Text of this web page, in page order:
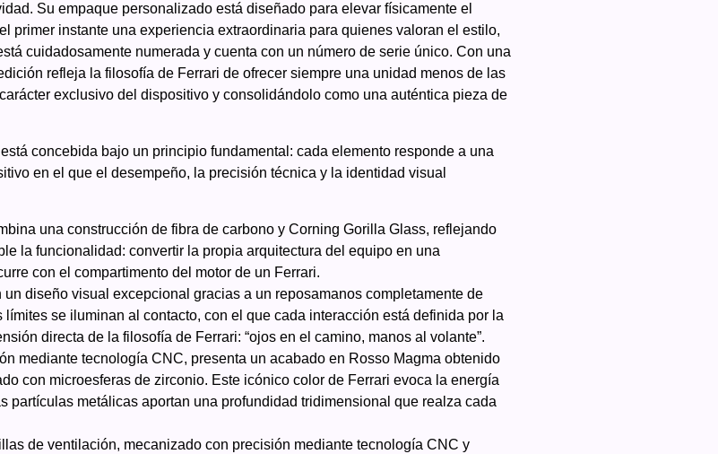
Su empaque personalizado está diseñado para elevar físicamente el
primer instante una experiencia extraordinaria para quienes valoran el estilo,
cuidadosamente numerada y cuenta con un número de serie único. Con una
refleja la filosofía de Ferrari de ofrecer siempre una unidad menos de las
exclusivo del dispositivo y consolidándolo como una auténtica pieza de
concebida bajo un principio fundamental: cada elemento responde a una
en el que el desempeño, la precisión técnica y la identidad visual
una construcción de fibra de carbono y Corning Gorilla Glass, reflejando
la funcionalidad: convertir la propia arquitectura del equipo en una
con el compartimento del motor de un Ferrari.
diseño visual excepcional gracias a un reposamanos completamente de
se iluminan al contacto, con el que cada interacción está definida por la
directa de la filosofía de Ferrari: “ojos en el camino, manos al volante”.
mediante tecnología CNC, presenta un acabado en Rosso Magma obtenido
con microesferas de zirconio. Este icónico color de Ferrari evoca la energía
partículas metálicas aportan una profundidad tridimensional que realza cada
de ventilación, mecanizado con precisión mediante tecnología CNC y